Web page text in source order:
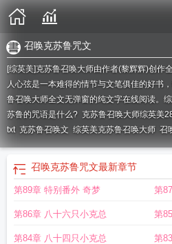
召唤克苏鲁咒文
[综英美]克苏鲁召唤大师由作者(黎辉辉)创作
人心弦是一本难得的情节与文笔俱佳的好书
鲁召唤大师全文无弹窗的纯文字在线阅读。
苏鲁的咒语是什么? 克苏鲁召唤大师综英美
txt 克苏鲁召唤文 综英美克苏鲁召唤大师 召
召唤克苏鲁咒文最新章节
第89章 特别番外 奇梦 第
第86章 八十六只小克总 第
第84章 八十四只小克总 第